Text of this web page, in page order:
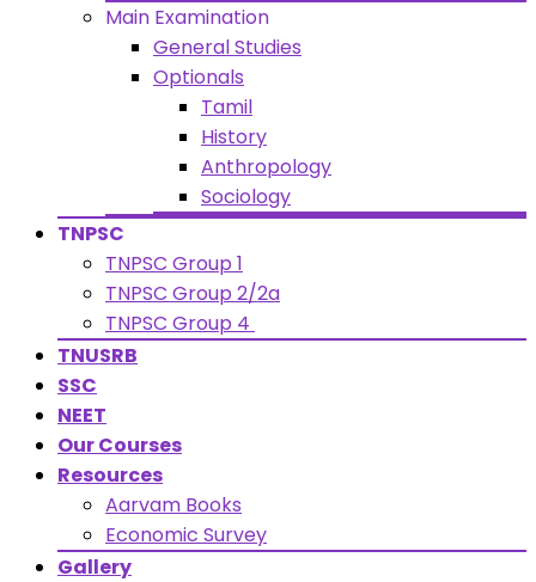
Main Examination
General Studies
Optionals
Tamil
History
Anthropology
Sociology
TNPSC
TNPSC Group 1
TNPSC Group 2/2a
TNPSC Group 4
TNUSRB
SSC
NEET
Our Courses
Resources
Aarvam Books
Economic Survey
Gallery